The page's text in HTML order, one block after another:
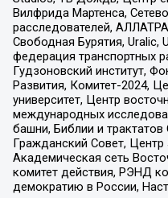
Вилфрида Мартенса,
расследователей,
Свободная Бурятия, Uralic,
федерация транспортных
Гудзоновский институт,
Развития, Комитет-2024,
университет, Центр
международных
башни, Библии и
Гражданский Совет, Центр
Академическая сеть
комитет действия, РЭНД
демократию в России,